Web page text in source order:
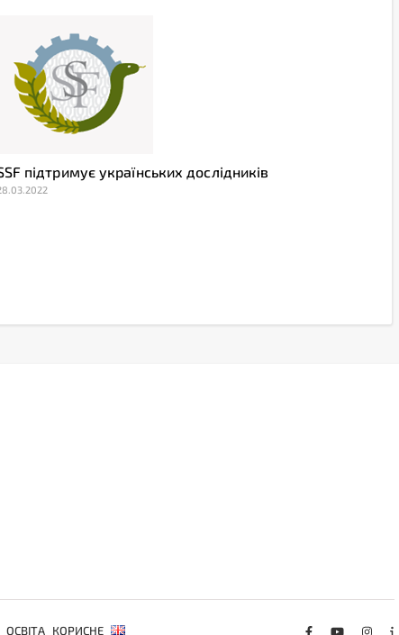
підтримує українських дослідників
ОСВІТА КОРИСНЕ